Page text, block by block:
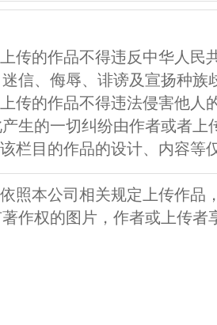
传的作品不得违反中华人民
信、侮辱、诽谤及宣扬种族
传的作品不得违法侵害他人
生的一切纠纷由作者或者上
栏目的作品的设计、内容等
照本公司相关规定上传作品
作权的图片，作者或上传者